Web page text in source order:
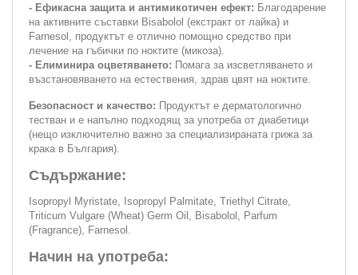
- Ефикасна защита и антимикотичен ефект: Благодарение
на активните съставки Bisabolol (екстракт от лайка) и
Farnesol, продуктът е отлично помощно средство при
лечение на гъбички по ноктите (микоза).
- Елиминира оцветяването: Помага за изсветляването и
възстановяването на естествения, здрав цвят на ноктите.
Безопасност и качество: Продуктът е дерматологично
тестван и е напълно подходящ за употреба от диабетици
(нещо изключително важно за специализираната грижа за
крака в България).
Съдържание:
Isopropyl Myristate, Isopropyl Palmitate, Triethyl Citrate,
Triticum Vulgare (Wheat) Germ Oil, Bisabolol, Parfum
(Fragrance), Farnesol.
Начин на употреба: